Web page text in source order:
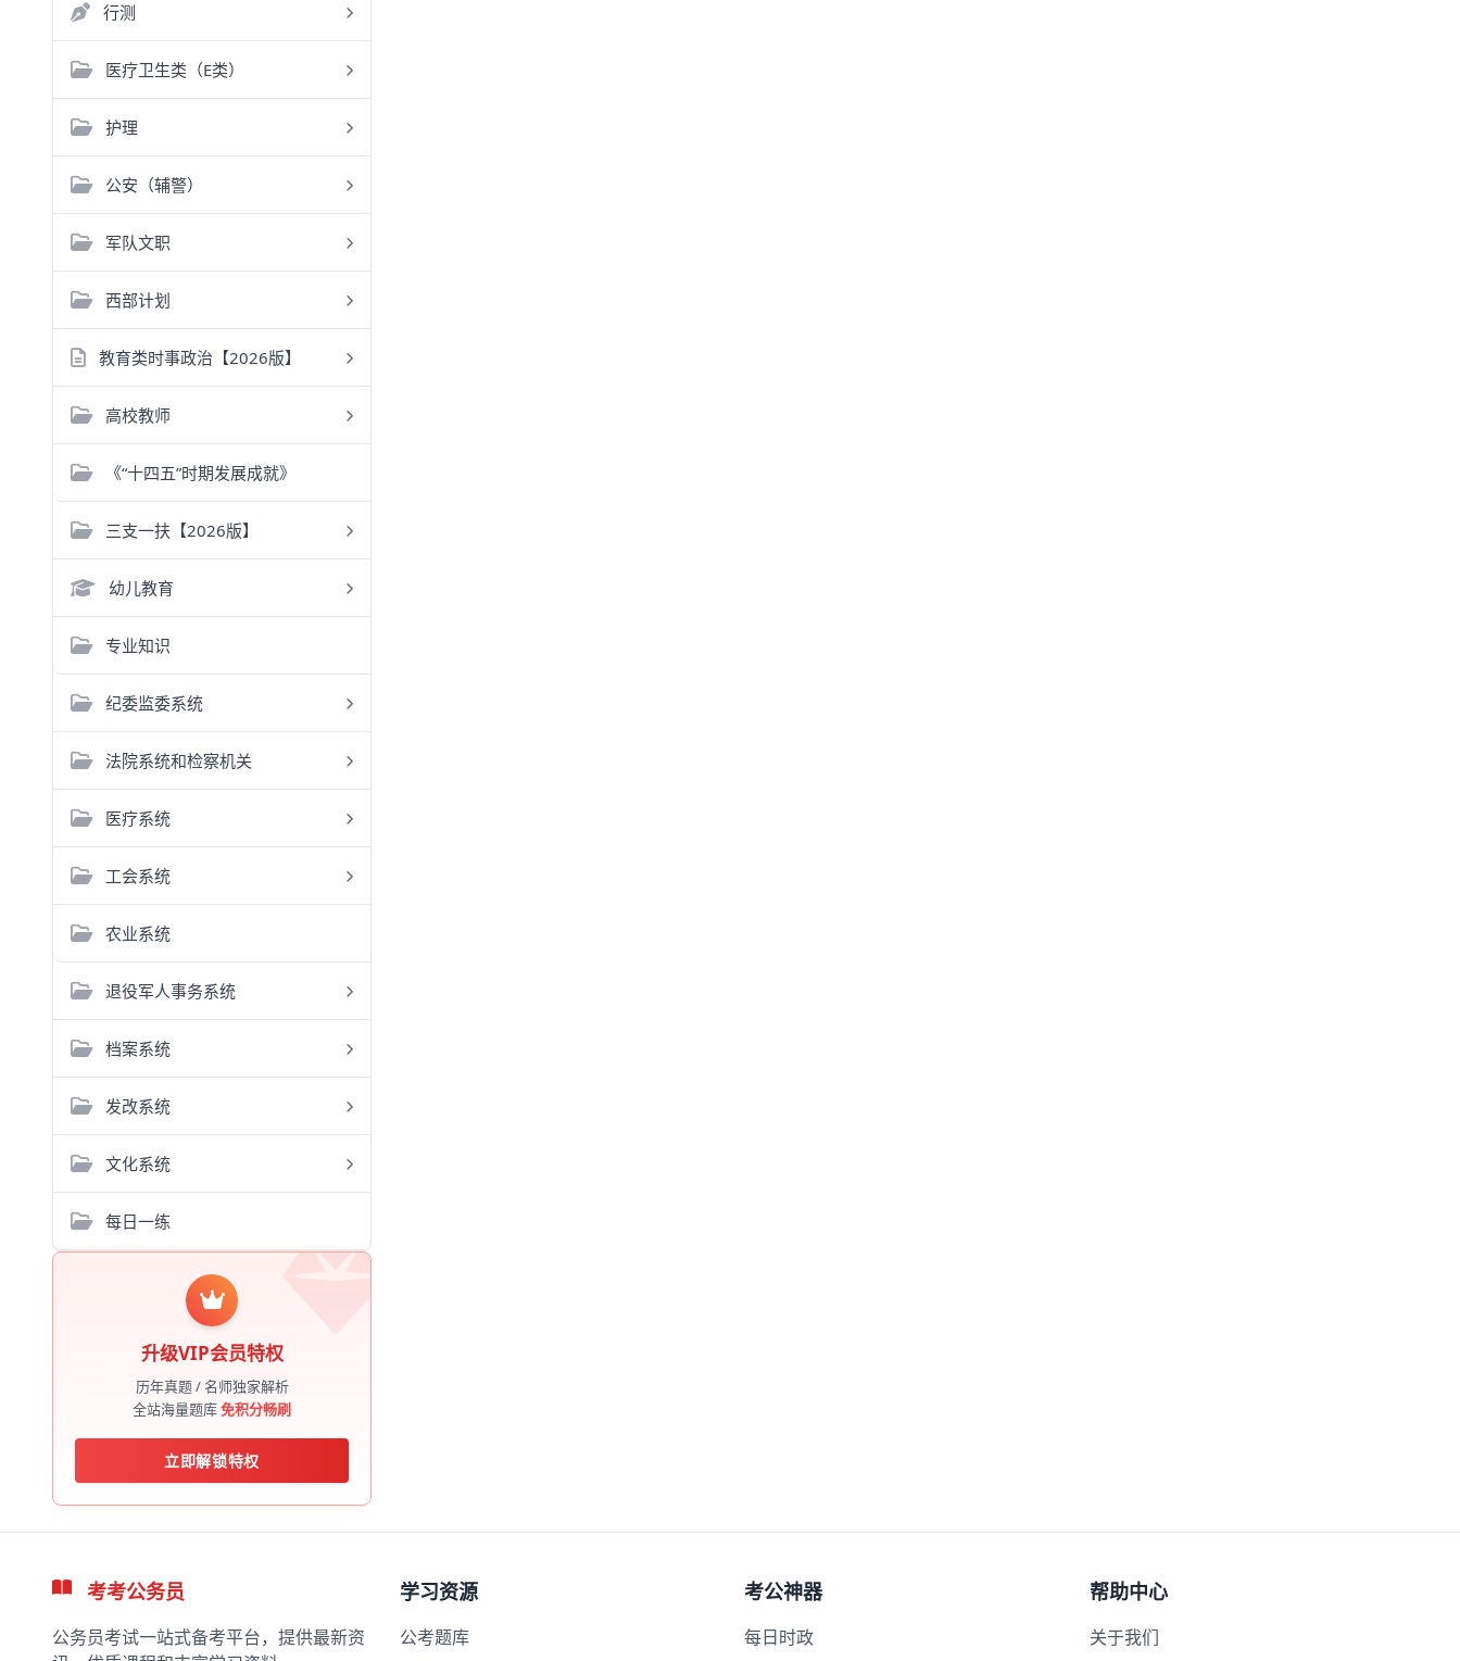
行测
医疗卫生类（E类）
护理
公安（辅警）
军队文职
西部计划
教育类时事政治【2026版】
高校教师
《“十四五”时期发展成就》
三支一扶【2026版】
幼儿教育
专业知识
纪委监委系统
法院系统和检察机关
医疗系统
工会系统
农业系统
退役军人事务系统
档案系统
发改系统
文化系统
每日一练
升级VIP会员特权
历年真题 / 名师独家解析
全站海量题库免积分畅刷
立即解锁特权
考考公务员
公务员考试一站式备考平台，提供最新资
学习资源
公考题库
考公神器
每日时政
帮助中心
关于我们